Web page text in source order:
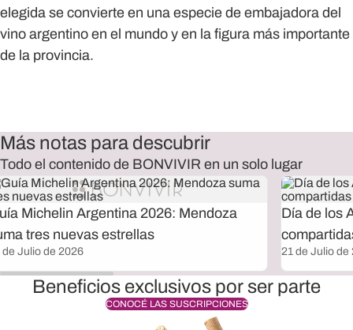
elegida se convierte en una especie de embajadora del
vino argentino en el mundo y en la figura más importante
de la provincia.
Más notas para descubrir
Todo el contenido de BONVIVIR en un solo lugar
Michelin Argentina 2026: Mendoza
tres nuevas estrellas
de Julio de 2026
Día de los
21 de Julio de
Beneficios exclusivos por ser parte
CONOCÉ LAS SUSCRIPCIONES